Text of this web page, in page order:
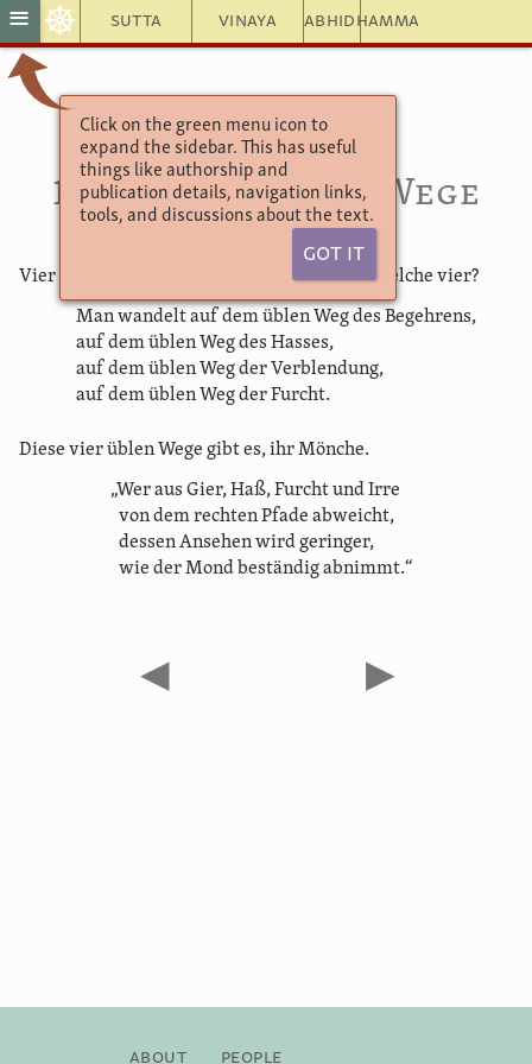
Sutta Vinaya Abhidhamma
≡ ☸
Click on the green menu icon to
expand the sidebar. This has useful
things like authorship and
publication details, navigation links,
tools, and discussions about the text.
Got It
Aṅguttara Nikāya
Das Vierer-Buch
17. Die vier üblen Wege
Vier üble Wege gibt es, ihr Mönche. Welche vier?
Man wandelt auf dem üblen Weg des Begehrens,
auf dem üblen Weg des Hasses,
auf dem üblen Weg der Verblendung,
auf dem üblen Weg der Furcht.
Diese vier üblen Wege gibt es, ihr Mönche.
„Wer aus Gier, Haß, Furcht und Irre
von dem rechten Pfade abweicht,
dessen Ansehen wird geringer,
wie der Mond beständig abnimmt.“
◀ ▶
About People